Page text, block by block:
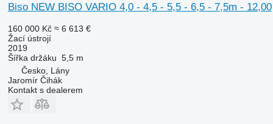
Biso NEW BISO VARIO 4,0 - 4,5 - 5,5 - 6,5 - 7,5m - 12,00
160 000 Kč ≈ 6 613 €
Žací ústrojí
2019
Šířka držáku 5,5 m
Česko, Lány
Jaromír Čihák
Kontakt s dealerem